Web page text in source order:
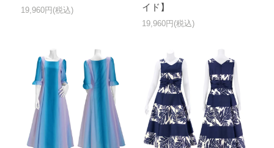
19,960円(税込)
イド】
19,960円(税込)